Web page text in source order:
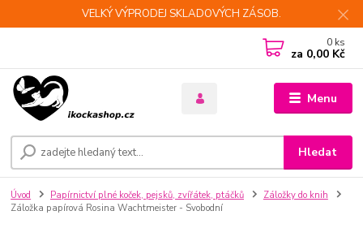
VELKÝ VÝPRODEJ SKLADOVÝCH ZÁSOB.
Menu
Hledat
0 ks
za 0,00 Kč
Úvod Papírnictví plné koček, pejsků, zvířátek, ptáčků
Záložky do knih
Záložka papírová Rosina Wachtmeister - Svobodní